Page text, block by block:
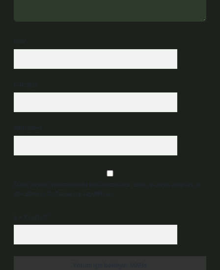
İsim*
E-Posta*
Web Sitesi
Daha sonraki yorumlarımda kullanılması için adım, e-posta adresim ve
site adresim bu tarayıcıya kaydedilsin.
5 + 3 kaçtır?